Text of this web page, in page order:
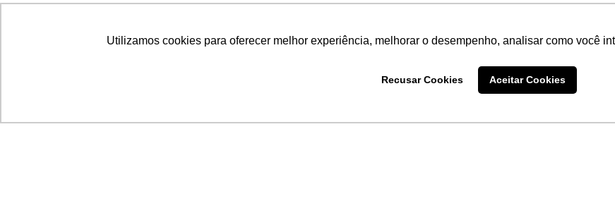
Utilizamos cookies para oferecer melhor experiência, melhorar o desempenho, analisar como você
Recusar Cookies Aceitar Cookies